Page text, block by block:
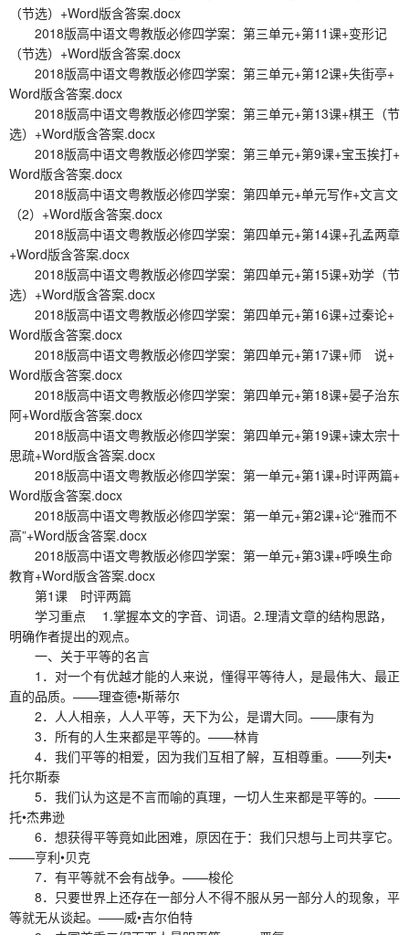
（节选）+Word版含答案.docx
2018版高中语文粤教版必修四学案：第三单元+第11课+变形记
（节选）+Word版含答案.docx
2018版高中语文粤教版必修四学案：第三单元+第12课+失街亭+
Word版含答案.docx
2018版高中语文粤教版必修四学案：第三单元+第13课+棋王（节
选）+Word版含答案.docx
2018版高中语文粤教版必修四学案：第三单元+第9课+宝玉挨打+
Word版含答案.docx
2018版高中语文粤教版必修四学案：第四单元+单元写作+文言文
（2）+Word版含答案.docx
2018版高中语文粤教版必修四学案：第四单元+第14课+孔孟两章
+Word版含答案.docx
2018版高中语文粤教版必修四学案：第四单元+第15课+劝学（节
选）+Word版含答案.docx
2018版高中语文粤教版必修四学案：第四单元+第16课+过秦论+
Word版含答案.docx
2018版高中语文粤教版必修四学案：第四单元+第17课+师 说+
Word版含答案.docx
2018版高中语文粤教版必修四学案：第四单元+第18课+晏子治东
阿+Word版含答案.docx
2018版高中语文粤教版必修四学案：第四单元+第19课+谏太宗十
思疏+Word版含答案.docx
2018版高中语文粤教版必修四学案：第一单元+第1课+时评两篇+
Word版含答案.docx
2018版高中语文粤教版必修四学案：第一单元+第2课+论“雅而不
高”+Word版含答案.docx
2018版高中语文粤教版必修四学案：第一单元+第3课+呼唤生命
教育+Word版含答案.docx
第1课 时评两篇
学习重点 1.掌握本文的字音、词语。2.理清文章的结构思路，
明确作者提出的观点。
一、关于平等的名言
1．对一个有优越才能的人来说，懂得平等待人，是最伟大、最正
直的品质。——理查德•斯蒂尔
2．人人相亲，人人平等，天下为公，是谓大同。——康有为
3．所有的人生来都是平等的。——林肯
4．我们平等的相爱，因为我们互相了解，互相尊重。——列夫•
托尔斯泰
5．我们认为这是不言而喻的真理，一切人生来都是平等的。——
托•杰弗逊
6．想获得平等竟如此困难，原因在于：我们只想与上司共享它。
——亨利•贝克
7．有平等就不会有战争。——梭伦
8．只要世界上还存在一部分人不得不服从另一部分人的现象，平
等就无从谈起。——威•吉尔伯特